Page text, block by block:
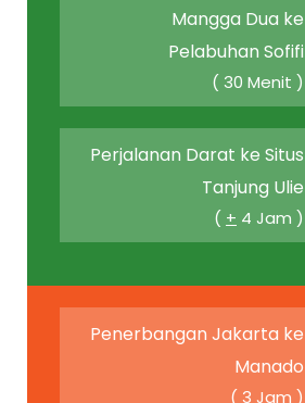
Mangga Dua ke
Pelabuhan Sofifi
( 30 Menit )
Perjalanan Darat ke Situs
Tanjung Ulie
( + 4 Jam )
Penerbangan Jakarta ke
Manado
( 3 Jam )